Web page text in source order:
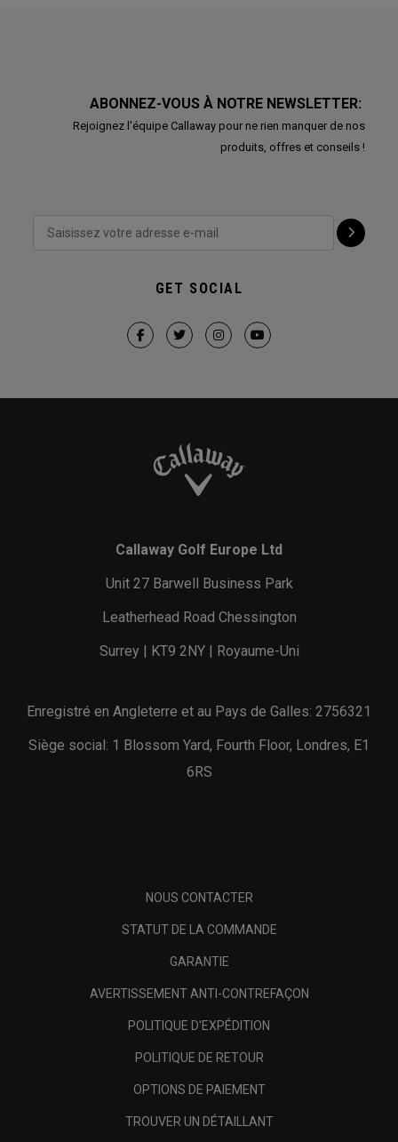
ABONNEZ-VOUS À NOTRE NEWSLETTER:
Rejoignez l'équipe Callaway pour ne rien manquer de nos
produits, offres et conseils !
GET SOCIAL
Callaway Golf Europe Ltd
Unit 27 Barwell Business Park
Leatherhead Road Chessington
Surrey | KT9 2NY | Royaume-Uni
Enregistré en Angleterre et au Pays de Galles: 2756321
Siège social: 1 Blossom Yard, Fourth Floor, Londres, E1
6RS
NOUS CONTACTER
STATUT DE LA COMMANDE
GARANTIE
AVERTISSEMENT ANTI-CONTREFAÇON
POLITIQUE D'EXPÉDITION
POLITIQUE DE RETOUR
OPTIONS DE PAIEMENT
TROUVER UN DÉTAILLANT